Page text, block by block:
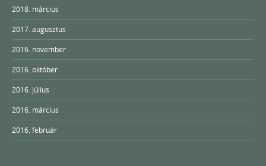
2018. március
2017. augusztus
2016. november
2016. október
2016. július
2016. március
2016. február